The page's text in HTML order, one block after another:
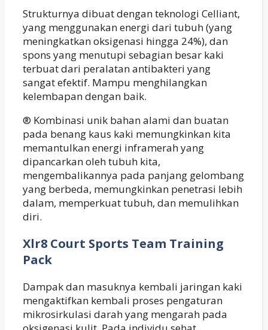
Strukturnya dibuat dengan teknologi Celliant,
yang menggunakan energi dari tubuh (yang
meningkatkan oksigenasi hingga 24%), dan
spons yang menutupi sebagian besar kaki
terbuat dari peralatan antibakteri yang
sangat efektif. Mampu menghilangkan
kelembapan dengan baik.
® Kombinasi unik bahan alami dan buatan
pada benang kaus kaki memungkinkan kita
memantulkan energi inframerah yang
dipancarkan oleh tubuh kita,
mengembalikannya pada panjang gelombang
yang berbeda, memungkinkan penetrasi lebih
dalam, memperkuat tubuh, dan memulihkan
diri.
Xlr8 Court Sports Team Training
Pack
Dampak dan masuknya kembali jaringan kaki
mengaktifkan kembali proses pengaturan
mikrosirkulasi darah yang mengarah pada